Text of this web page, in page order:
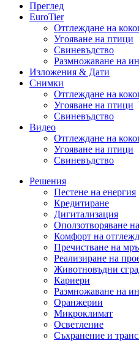
Преглед
EuroTier
Отглеждане на
Угояване на птици
Свиневъдство
Размножаване на
Изложения & Дати
Снимки
Отглеждане на
Угояване на птици
Свиневъдство
Видео
Отглеждане на
Угояване на птици
Свиневъдство
Решения
Пестене на енергия
Кредитиране
Дигитализация
Оползотворяване
Комфорт на
Пречистване на
Реализиране на
Животновъдни
Кариери
Размножаване на
Оранжерии
Микроклимат
Осветление
Съхранение и